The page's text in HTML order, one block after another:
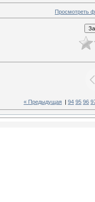
Просмотреть
« Предыдущая 94 95 96